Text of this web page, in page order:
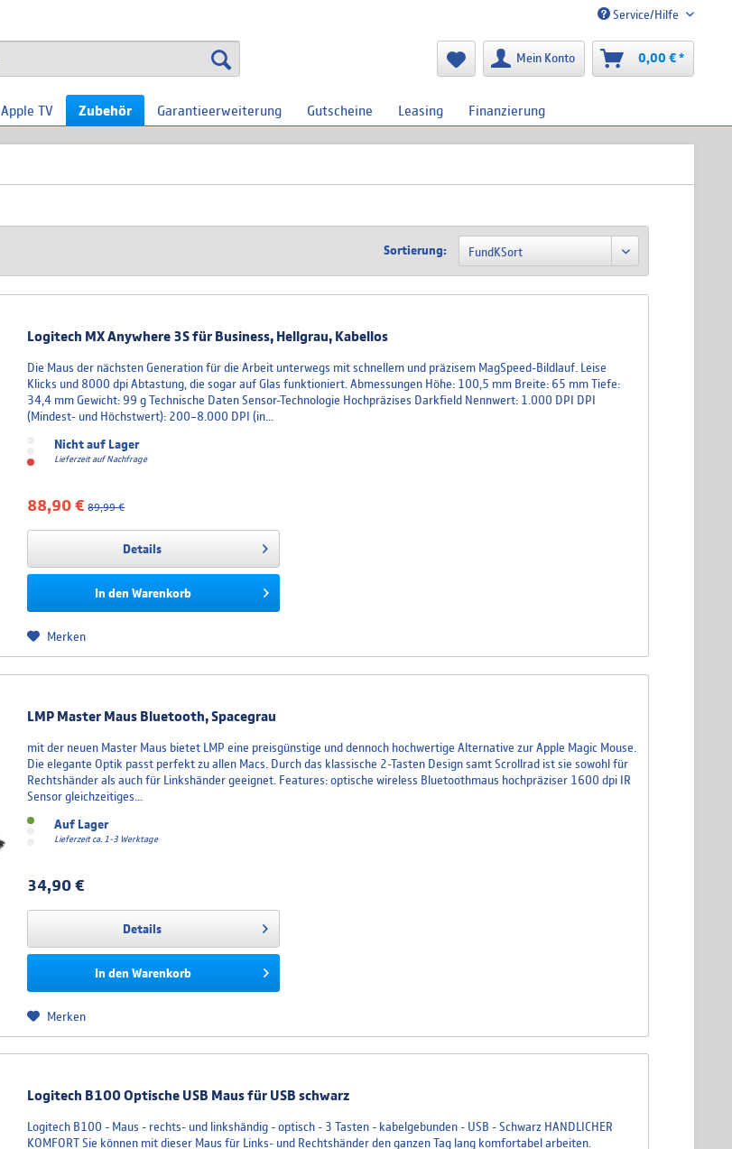
Service/Hilfe
Mein Konto 0,00 € *
Apple TV Zubehör Garantieerweiterung Gutscheine Leasing Finanzierung
Sortierung:
Logitech MX Anywhere 3S für Business, Hellgrau, Kabellos
Die Maus der nächsten Generation für die Arbeit unterwegs mit schnellem und präzisem MagSpeed-Bildlauf. Leise
Klicks und 8000 dpi Abtastung, die sogar auf Glas funktioniert. Abmessungen Höhe: 100,5 mm Breite: 65 mm Tiefe:
34,4 mm Gewicht: 99 g Technische Daten Sensor-Technologie Hochpräzises Darkfield Nennwert: 1.000 DPI DPI
(Mindest- und Höchstwert): 200–8.000 DPI (in...
Nicht auf Lager
Lieferzeit auf Nachfrage
88,90 € 89,99 €
Details
In den Warenkorb
Merken
LMP Master Maus Bluetooth, Spacegrau
mit der neuen Master Maus bietet LMP eine preisgünstige und dennoch hochwertige Alternative zur Apple Magic Mouse.
Die elegante Optik passt perfekt zu allen Macs. Durch das klassische 2-Tasten Design samt Scrollrad ist sie sowohl für
Rechtshänder als auch für Linkshänder geeignet. Features: optische wireless Bluetoothmaus hochpräziser 1600 dpi IR
Sensor gleichzeitiges...
Auf Lager
Lieferzeit ca. 1-3 Werktage
34,90 €
Details
In den Warenkorb
Merken
Logitech B100 Optische USB Maus für USB schwarz
Logitech B100 - Maus - rechts- und linkshändig - optisch - 3 Tasten - kabelgebunden - USB - Schwarz HANDLICHER
KOMFORT Sie können mit dieser Maus für Links- und Rechtshänder den ganzen Tag lang komfortabel arbeiten.